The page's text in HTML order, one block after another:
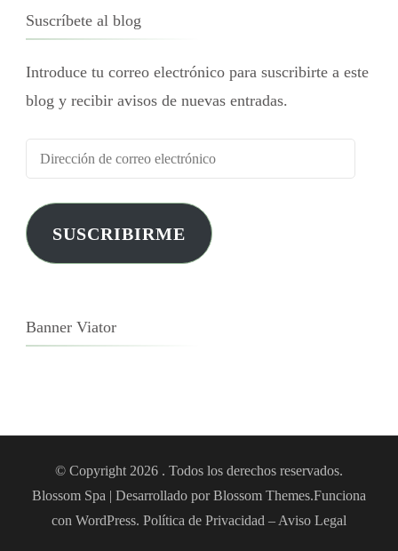
Suscríbete al blog
Introduce tu correo electrónico para suscribirte a este
blog y recibir avisos de nuevas entradas.
SUSCRIBIRME
Banner Viator
© Copyright 2026 . Todos los derechos reservados.
Blossom Spa | Desarrollado porBlossom Themes.Funciona
con WordPress. Política de Privacidad – Aviso Legal